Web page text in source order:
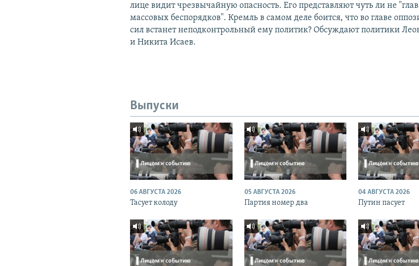
лице видит чрезвычайную опасность. Его представляют чуть ли не
массовых беспорядков". Кремль в самом деле боится, что во главе
сил встанет неподконтрольный ему политик? Обсуждают политики
и Никита Исаев.
Выпуски
06 АВГУСТА 2026
Тасует колоду
05 АВГУСТА 2026
Партия номер два
04 АВГУСТА 2026
Путин пасует